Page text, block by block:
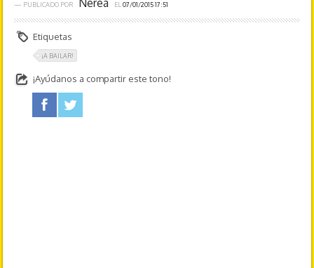
— PUBLICADO POR Nerea EL07/01/2015 17:51
Etiquetas
¡A BAILAR!
¡Ayúdanos a compartir este tono!